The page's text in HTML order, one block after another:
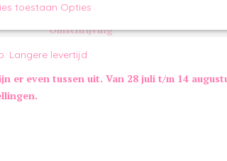
Omschrijving
Top Stripe Black is dé basic top die
trouwe viervoeter. Deze mouwloze
Maatinformatie Top Stripe:
toestaan Opties
Langere levertijd
er even tussen uit. Van 28 juli t/m 14